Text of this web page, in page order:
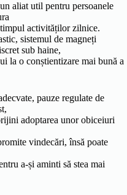
aliat util pentru persoanele
timpul activităților zilnice.
sistemul de magneți
sub haine,
la o conștientizare mai bună a
pauze regulate de
adoptarea unor obiceiuri
vindecări, însă poate
a-și aminti să stea mai